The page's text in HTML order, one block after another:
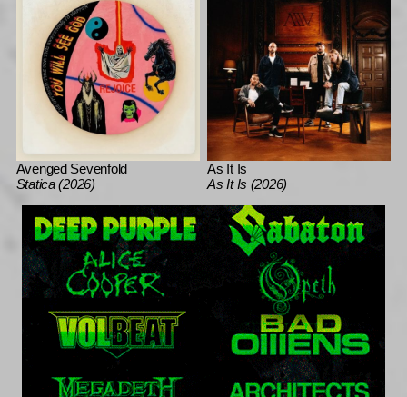
Avenged Sevenfold
Statica (2026)
As It Is
As It Is (2026)